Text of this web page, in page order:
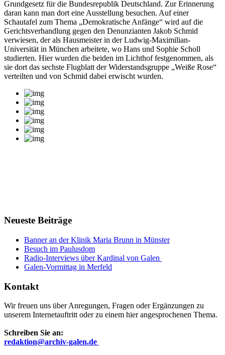
Grundgesetz für die Bundesrepublik Deutschland. Zur Erinnerung
daran kann man dort eine Ausstellung besuchen. Auf einer
Schautafel zum Thema „Demokratische Anfänge“ wird auf die
Gerichtsverhandlung gegen den Denunzianten Jakob Schmid
verwiesen, der als Hausmeister in der Ludwig-Maximilian-
Universität in München arbeitete, wo Hans und Sophie Scholl
studierten. Hier wurden die beiden im Lichthof festgenommen, als
sie dort das sechste Flugblatt der Widerstandsgruppe „Weiße Rose“
verteilten und von Schmid dabei erwischt wurden.
Neueste Beiträge
Banner an der Klinik Maria Brunn in Münster
Besuch im Paulusdom
Radio-Interviews über Kardinal von Galen
Galen-Vormittag in Merfeld
Kontakt
Wir freuen uns über Anregungen, Fragen oder Ergänzungen zu
unserem Internetauftritt oder zu einem hier angesprochenen Thema.
Schreiben Sie an:
redaktion@archiv-galen.de